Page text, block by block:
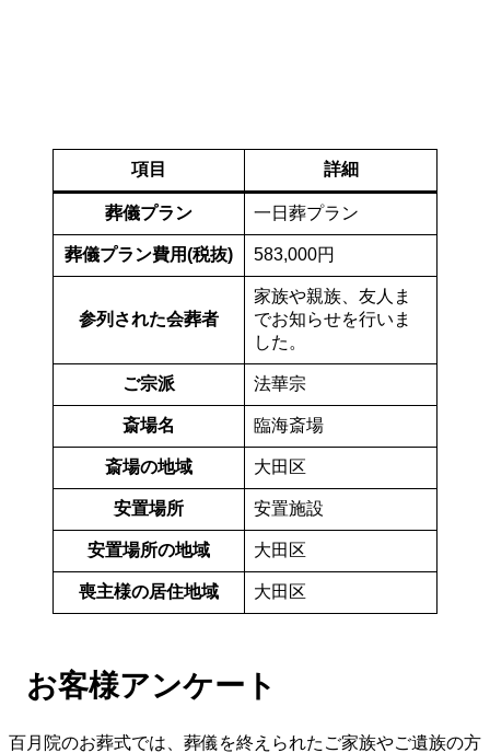
項目 詳細
葬儀プラン 一日葬プラン
葬儀プラン費用(税抜) 583,000円︎
参列された会葬者
家族や親族、友人ま
でお知らせを行いま
した。
ご宗派 法華宗
斎場名 臨海斎場
斎場の地域 大田区
安置場所 安置施設
安置場所の地域 大田区
喪主様の居住地域 大田区
お客様アンケート
百月院のお葬式では、葬儀を終えられたご家族やご遺族の方